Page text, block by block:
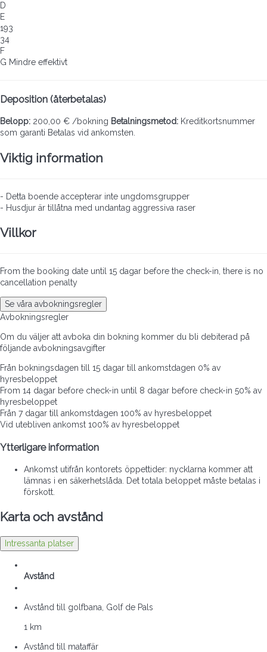
D
E
193
34
F
G Mindre effektivt
Deposition (återbetalas)
Belopp: 200,00 € /bokning Betalningsmetod: Kreditkortsnummer
som garanti Betalas vid ankomsten.
Viktig information
- Detta boende accepterar inte ungdomsgrupper
- Husdjur är tillåtna med undantag aggressiva raser
Villkor
From the booking date until 15 dagar before the check-in, there is no
cancellation penalty
Se våra avbokningsregler
Avbokningsregler
Om du väljer att avboka din bokning kommer du bli debiterad på
följande avbokningsavgifter
Från bokningsdagen till 15 dagar till ankomstdagen 0% av
hyresbeloppet
From 14 dagar before check-in until 8 dagar before check-in 50% av
hyresbeloppet
Från 7 dagar till ankomstdagen 100% av hyresbeloppet
Vid utebliven ankomst 100% av hyresbeloppet
Ytterligare information
Ankomst utifrån kontorets öppettider: nycklarna kommer att
lämnas i en säkerhetslåda. Det totala beloppet måste betalas i
förskott.
Karta och avstånd
Intressanta platser
Avstånd
Avstånd till golfbana, Golf de Pals
1 km
Avstånd till mataffär